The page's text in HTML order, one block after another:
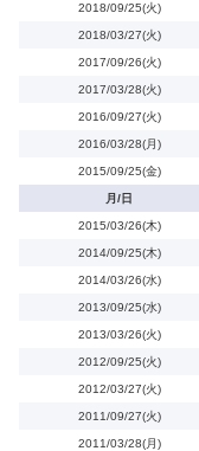
2018/09/25(火)
2018/03/27(火)
2017/09/26(火)
2017/03/28(火)
2016/09/27(火)
2016/03/28(月)
2015/09/25(金)
月/日
2015/03/26(木)
2014/09/25(木)
2014/03/26(水)
2013/09/25(水)
2013/03/26(火)
2012/09/25(火)
2012/03/27(火)
2011/09/27(火)
2011/03/28(月)